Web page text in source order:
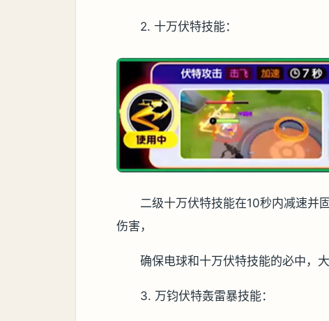
2. 十万伏特技能：
二级十万伏特技能在10秒内减速并
伤害，
确保电球和十万伏特技能的必中，
3. 万钧伏特轰雷暴技能：